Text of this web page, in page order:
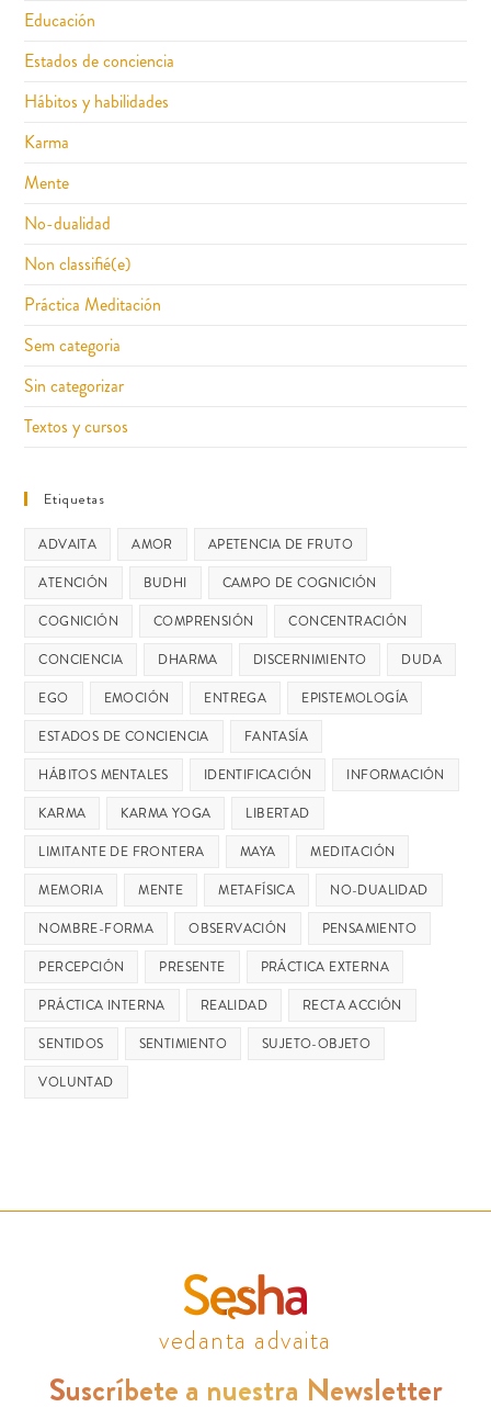
Educación
Estados de conciencia
Hábitos y habilidades
Karma
Mente
No-dualidad
Non classifié(e)
Práctica Meditación
Sem categoria
Sin categorizar
Textos y cursos
Etiquetas
ADVAITA AMOR
APETENCIA DE FRUTO
ATENCIÓN
BUDHI
CAMPO DE COGNICIÓN
COGNICIÓN
COMPRENSIÓN
CONCENTRACIÓN
CONCIENCIA
DHARMA DISCERNIMIENTO
DUDA
EGO
EMOCIÓN ENTREGA
EPISTEMOLOGÍA
ESTADOS DE CONCIENCIA
FANTASÍA
HÁBITOS MENTALES
IDENTIFICACIÓN
INFORMACIÓN
KARMA
KARMA YOGA
LIBERTAD
LIMITANTE DE FRONTERA
MAYA
MEDITACIÓN
MEMORIA
MENTE METAFÍSICA
NO-DUALIDAD
NOMBRE-FORMA
OBSERVACIÓN
PENSAMIENTO
PERCEPCIÓN
PRESENTE
PRÁCTICA EXTERNA
PRÁCTICA INTERNA
REALIDAD
RECTA ACCIÓN
SENTIDOS
SENTIMIENTO
SUJETO-OBJETO
VOLUNTAD
vedanta advaita
Suscríbete a nuestra Newsletter